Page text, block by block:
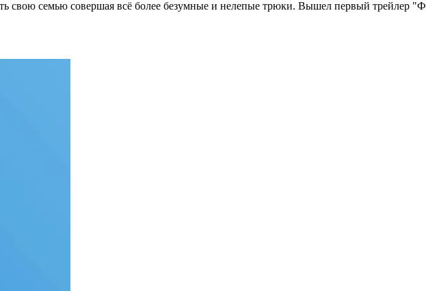
свою семью совершая всё более безумные и нелепые трюки. Вышел первый трейлер